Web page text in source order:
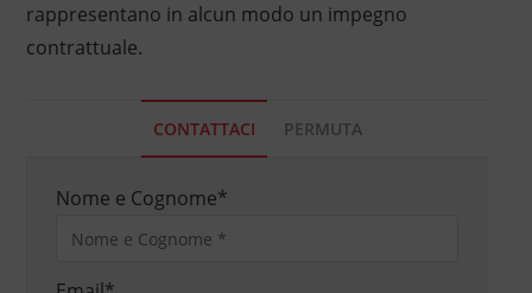
rappresentano in alcun modo un impegno
contrattuale.
CONTATTACI PERMUTA
Nome e Cognome*